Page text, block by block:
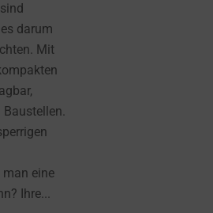
darum
Mit
man eine
Ihre...